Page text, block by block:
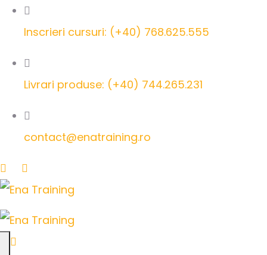
Inscrieri cursuri: (+40) 768.625.555
Livrari produse: (+40) 744.265.231
contact@enatraining.ro